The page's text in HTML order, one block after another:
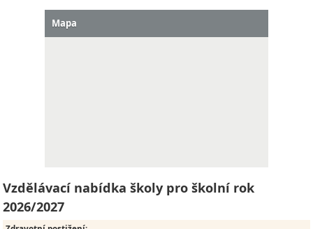
Mapa
Vzdělávací nabídka školy pro školní rok
2026/2027